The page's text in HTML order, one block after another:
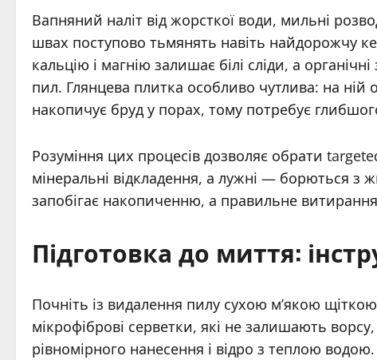
Вапняний наліт від жорсткої води, мильні
швах поступово тьмянять навіть найдорожчу
кальцію і магнію залишає білі сліди, а
пил. Глянцева плитка особливо чутлива: на
накопичує бруд у порах, тому потребує
Розуміння цих процесів дозволяє обрати
мінеральні відкладення, а лужні — борються
запобігає накопиченню, а правильне
Підготовка до миття:
Почніть із видалення пилу сухою м’якою
мікрофіброві серветки, які не залишають
рівномірного нанесення і відро з теплою